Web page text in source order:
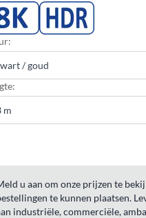
u aan om onze prijzen te
te kunnen plaatsen.
industriële, commerciële,